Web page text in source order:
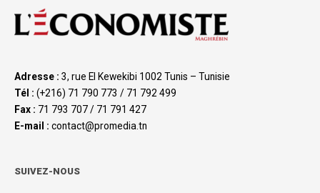
Adresse : 3, rue El Kewekibi 1002 Tunis – Tunisie
Tél : (+216) 71 790 773 / 71 792 499
Fax : 71 793 707 / 71 791 427
E-mail : contact@promedia.tn
SUIVEZ-NOUS